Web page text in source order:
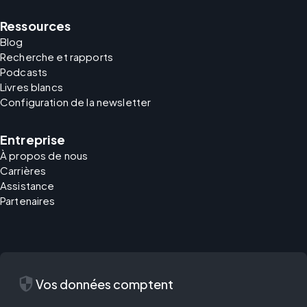
Ressources
Blog
Recherche et rapports
Podcasts
Livres blancs
Configuration de la newsletter
Entreprise
À propos de nous
Carrières
Assistance
Partenaires
security Vos données comptent